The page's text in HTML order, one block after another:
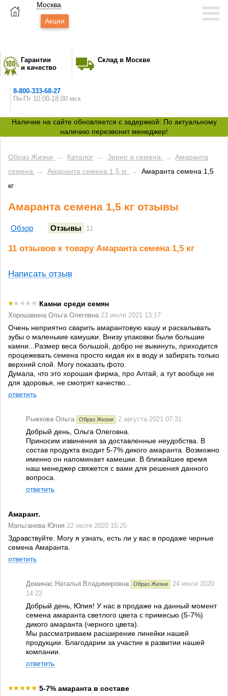
Москва
Акции
Гарантии
и качество
Склад в Москве
8-800-333-68-27
Пн-Пт 10:00-18:00 мск
Наличие на сайте обновляется с задержкой. По актуальному
наличию перезвонит менеджер!
Образ Жизни → Каталог → Зерно и семена →
Амаранта
семена
→ Амаранта семена 1,5 кг →
Амаранта семена 1,5
кг
Амаранта семена 1,5 кг отзывы
Обзор Отзывы 11
11 отзывов к товару Амаранта семена 1,5 кг
Написать отзыв
Камни среди семян
Хорошавина Ольга Олеговна 23 июля 2021 13:17
Очень неприятно сварить амарантовую кашу и раскалывать
зубы о маленькие камушки. Внизу упаковки были большие
камни...Размер веса большой, добро не выкинуть, приходится
процежевать семена просто кидая их в воду и забирать только
верхний слой. Могу показать фото.
Думала, что это хорошая фирма, про Алтай, а тут вообще не
для здоровья, не смотрят качество...
ответить
Рыжкова Ольга Образ Жизни 2 августа 2021 07:31
Добрый день, Ольга Олеговна.
Приносим извинения за доставленные неудобства. В
состав продукта входит 5-7% дикого амаранта. Возможно
именно он напоминает камешки. В ближайшее время
наш менеджер свяжется с вами для решения данного
вопроса.
ответить
Амарант.
Мальганова Юлия 22 июля 2020 15:25
Здравствуйте. Могу я узнать, есть ли у вас в продаже черные
семена Амаранта.
ответить
Доминас Наталья Владимировна Образ Жизни
24 июля 2020
14:22
Добрый день, Юлия! У нас в продаже на данный момент
семена амаранта светлого цвета с примесью (5-7%)
дикого амаранта (черного цвета).
Мы рассматриваем расширение линейки нашей
продукции. Благодарим за участие в развитии нашей
компании.
ответить
5-7% амаранта в составе